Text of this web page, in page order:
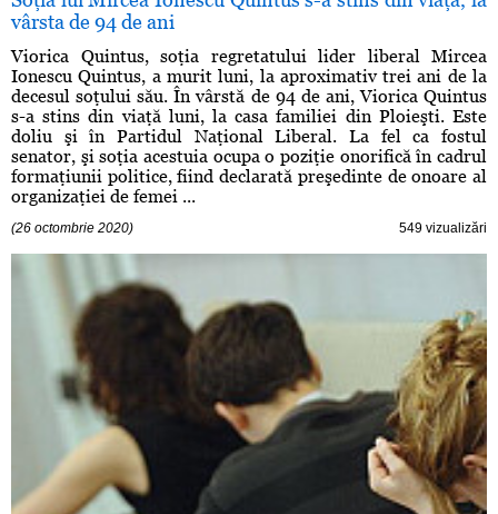
vârsta de 94 de ani
Viorica Quintus, soţia regretatului lider liberal Mircea
Ionescu Quintus, a murit luni, la aproximativ trei ani de la
decesul soţului său. În vârstă de 94 de ani, Viorica Quintus
s-a stins din viaţă luni, la casa familiei din Ploieşti. Este
doliu şi în Partidul Naţional Liberal. La fel ca fostul
senator, şi soţia acestuia ocupa o poziţie onorifică în cadrul
formaţiunii politice, fiind declarată preşedinte de onoare al
organizaţiei de femei ...
(26 octombrie 2020) 549 vizualizări